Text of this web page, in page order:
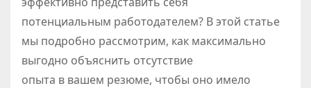
потенциальным работодателем? В этой статье
мы подробно рассмотрим, как максимально
выгодно объяснить отсутствие
опыта в вашем резюме, чтобы оно имело